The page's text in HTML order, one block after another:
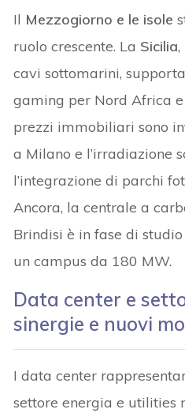
Il Mezzogiorno e le isole
ruolo crescente. La Sicilia,
cavi sottomarini,
gaming per Nord Africa
prezzi immobiliari sono
a Milano e l’irradiazione
l’integrazione di parchi
Ancora, la centrale a
Brindisi è in fase di
un campus da 180 MW.
Data center e
sinergie e nuovi
I data center
settore energia e utilities